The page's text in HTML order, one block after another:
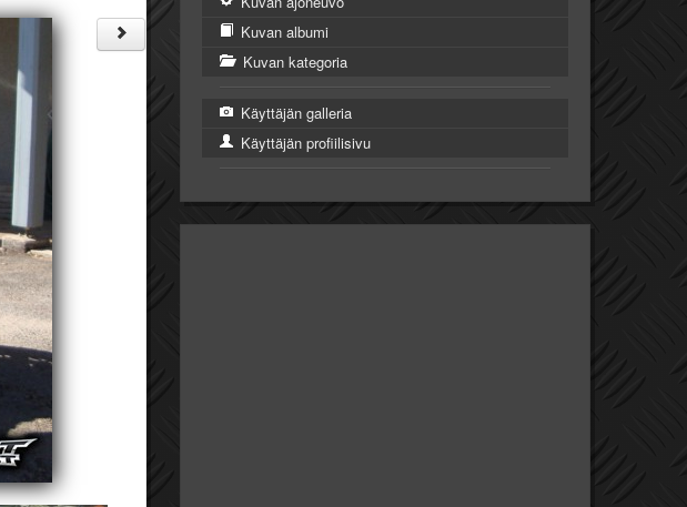
Kuvan albumi
Kuvan kategoria
Käyttäjän galleria
Käyttäjän profiilisivu